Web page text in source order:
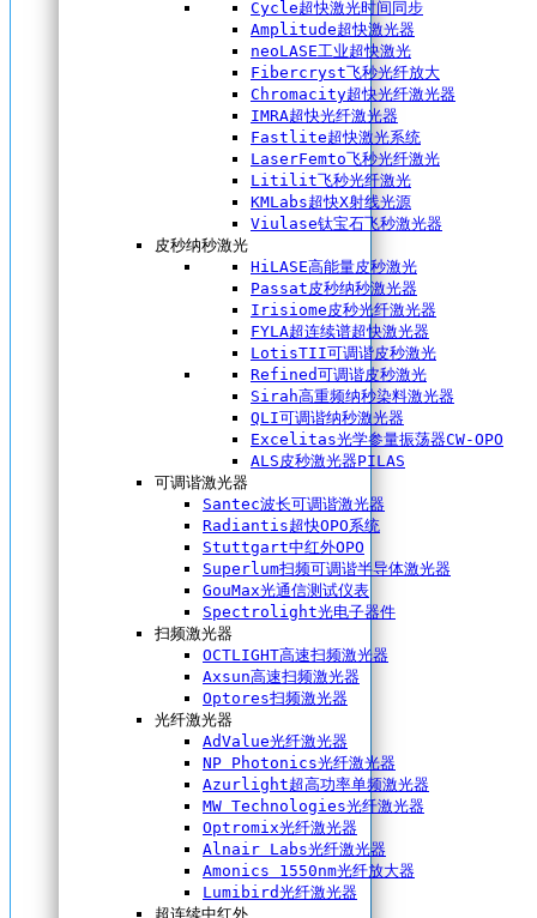
Cycle超快激光时间同步
Amplitude超快激光器
neoLASE工业超快激光
Fibercryst飞秒光纤放大
Chromacity超快光纤激光器
IMRA超快光纤激光器
Fastlite超快激光系统
LaserFemto飞秒光纤激光
Litilit飞秒光纤激光
KMLabs超快X射线光源
Viulase钛宝石飞秒激光器
皮秒纳秒激光
HiLASE高能量皮秒激光
Passat皮秒纳秒激光器
Irisiome皮秒光纤激光器
FYLA超连续谱超快激光器
LotisTII可调谐皮秒激光
Refined可调谐皮秒激光
Sirah高重频纳秒染料激光器
QLI可调谐纳秒激光器
Excelitas光学参量振荡器CW-OPO
ALS皮秒激光器PILAS
可调谐激光器
Santec波长可调谐激光器
Radiantis超快OPO系统
Stuttgart中红外OPO
Superlum扫频可调谐半导体激光器
GouMax光通信测试仪表
Spectrolight光电子器件
扫频激光器
OCTLIGHT高速扫频激光器
Axsun高速扫频激光器
Optores扫频激光器
光纤激光器
AdValue光纤激光器
NP Photonics光纤激光器
Azurlight超高功率单频激光器
MW Technologies光纤激光器
Optromix光纤激光器
Alnair Labs光纤激光器
Amonics 1550nm光纤放大器
Lumibird光纤激光器
超连续中红外